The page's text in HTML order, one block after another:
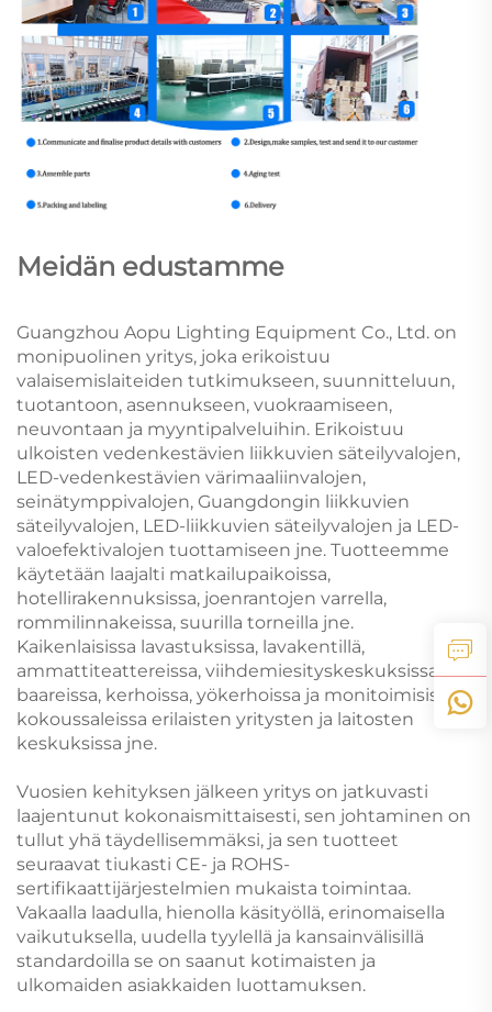
Meidän edustamme
Guangzhou Aopu Lighting Equipment Co., Ltd. on
monipuolinen yritys, joka erikoistuu
valaisemislaiteiden tutkimukseen, suunnitteluun,
tuotantoon, asennukseen, vuokraamiseen,
neuvontaan ja myyntipalveluihin. Erikoistuu
ulkoisten vedenkestävien liikkuvien säteilyvalojen,
LED-vedenkestävien värimaaliinvalojen,
seinätymppivalojen, Guangdongin liikkuvien
säteilyvalojen, LED-liikkuvien säteilyvalojen ja LED-
valoefektivalojen tuottamiseen jne. Tuotteemme
käytetään laajalti matkailupaikoissa,
hotellirakennuksissa, joenrantojen varrella,
rommilinnakeissa, suurilla torneilla jne.
Kaikenlaisissa lavastuksissa, lavakentillä,
ammattiteattereissa, viihdemiesityskeskuksissa,
baareissa, kerhoissa, yökerhoissa ja monitoimisissa
kokoussaleissa erilaisten yritysten ja laitosten
keskuksissa jne.
Vuosien kehityksen jälkeen yritys on jatkuvasti
laajentunut kokonaismittaisesti, sen johtaminen on
tullut yhä täydellisemmäksi, ja sen tuotteet
seuraavat tiukasti CE- ja ROHS-
sertifikaattijärjestelmien mukaista toimintaa.
Vakaalla laadulla, hienolla käsityöllä, erinomaisella
vaikutuksella, uudella tyylellä ja kansainvälisillä
standardoilla se on saanut kotimaisten ja
ulkomaiden asiakkaiden luottamuksen.